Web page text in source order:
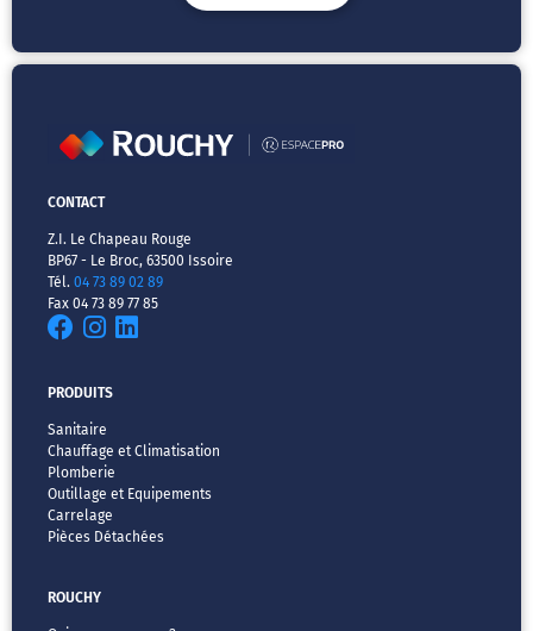
CONTACT
Z.I. Le Chapeau Rouge
BP67 - Le Broc, 63500 Issoire
Tél. 04 73 89 02 89
Fax 04 73 89 77 85
PRODUITS
Sanitaire
Chauffage et Climatisation
Plomberie
Outillage et Equipements
Carrelage
Pièces Détachées
ROUCHY